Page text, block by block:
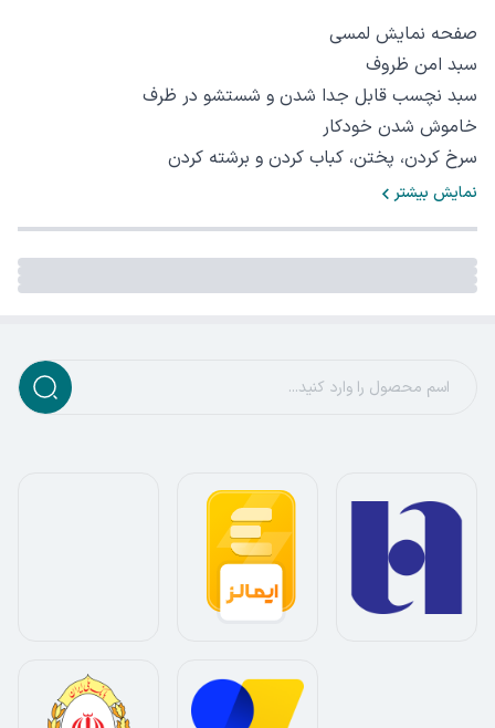
صفحه نمایش لمسی
سبد امن ظروف
سبد نچسب قابل جدا شدن و شستشو در ظرف
خاموش شدن خودکار
سرخ کردن، پختن، کباب کردن و برشته کردن
نمایش بیشتر